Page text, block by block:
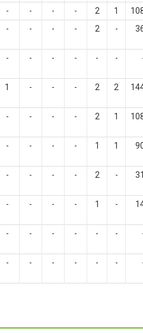
- - - - 2 1
- - - - 2 -
- - - - - -
1 - - - 2 2
- - - - 2 1
- - - - 1 1
- - - - 2 -
- - - - 1 -
- - - - - -
- - - - - -